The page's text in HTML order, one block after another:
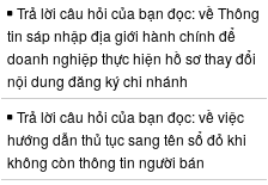
Trả lời câu hỏi của bạn đọc: về Thông
tin sáp nhập địa giới hành chính để
doanh nghiệp thực hiện hồ sơ thay đổi
nội dung đăng ký chi nhánh
Trả lời câu hỏi của bạn đọc: về việc
hướng dẫn thủ tục sang tên sổ đỏ khi
không còn thông tin người bán